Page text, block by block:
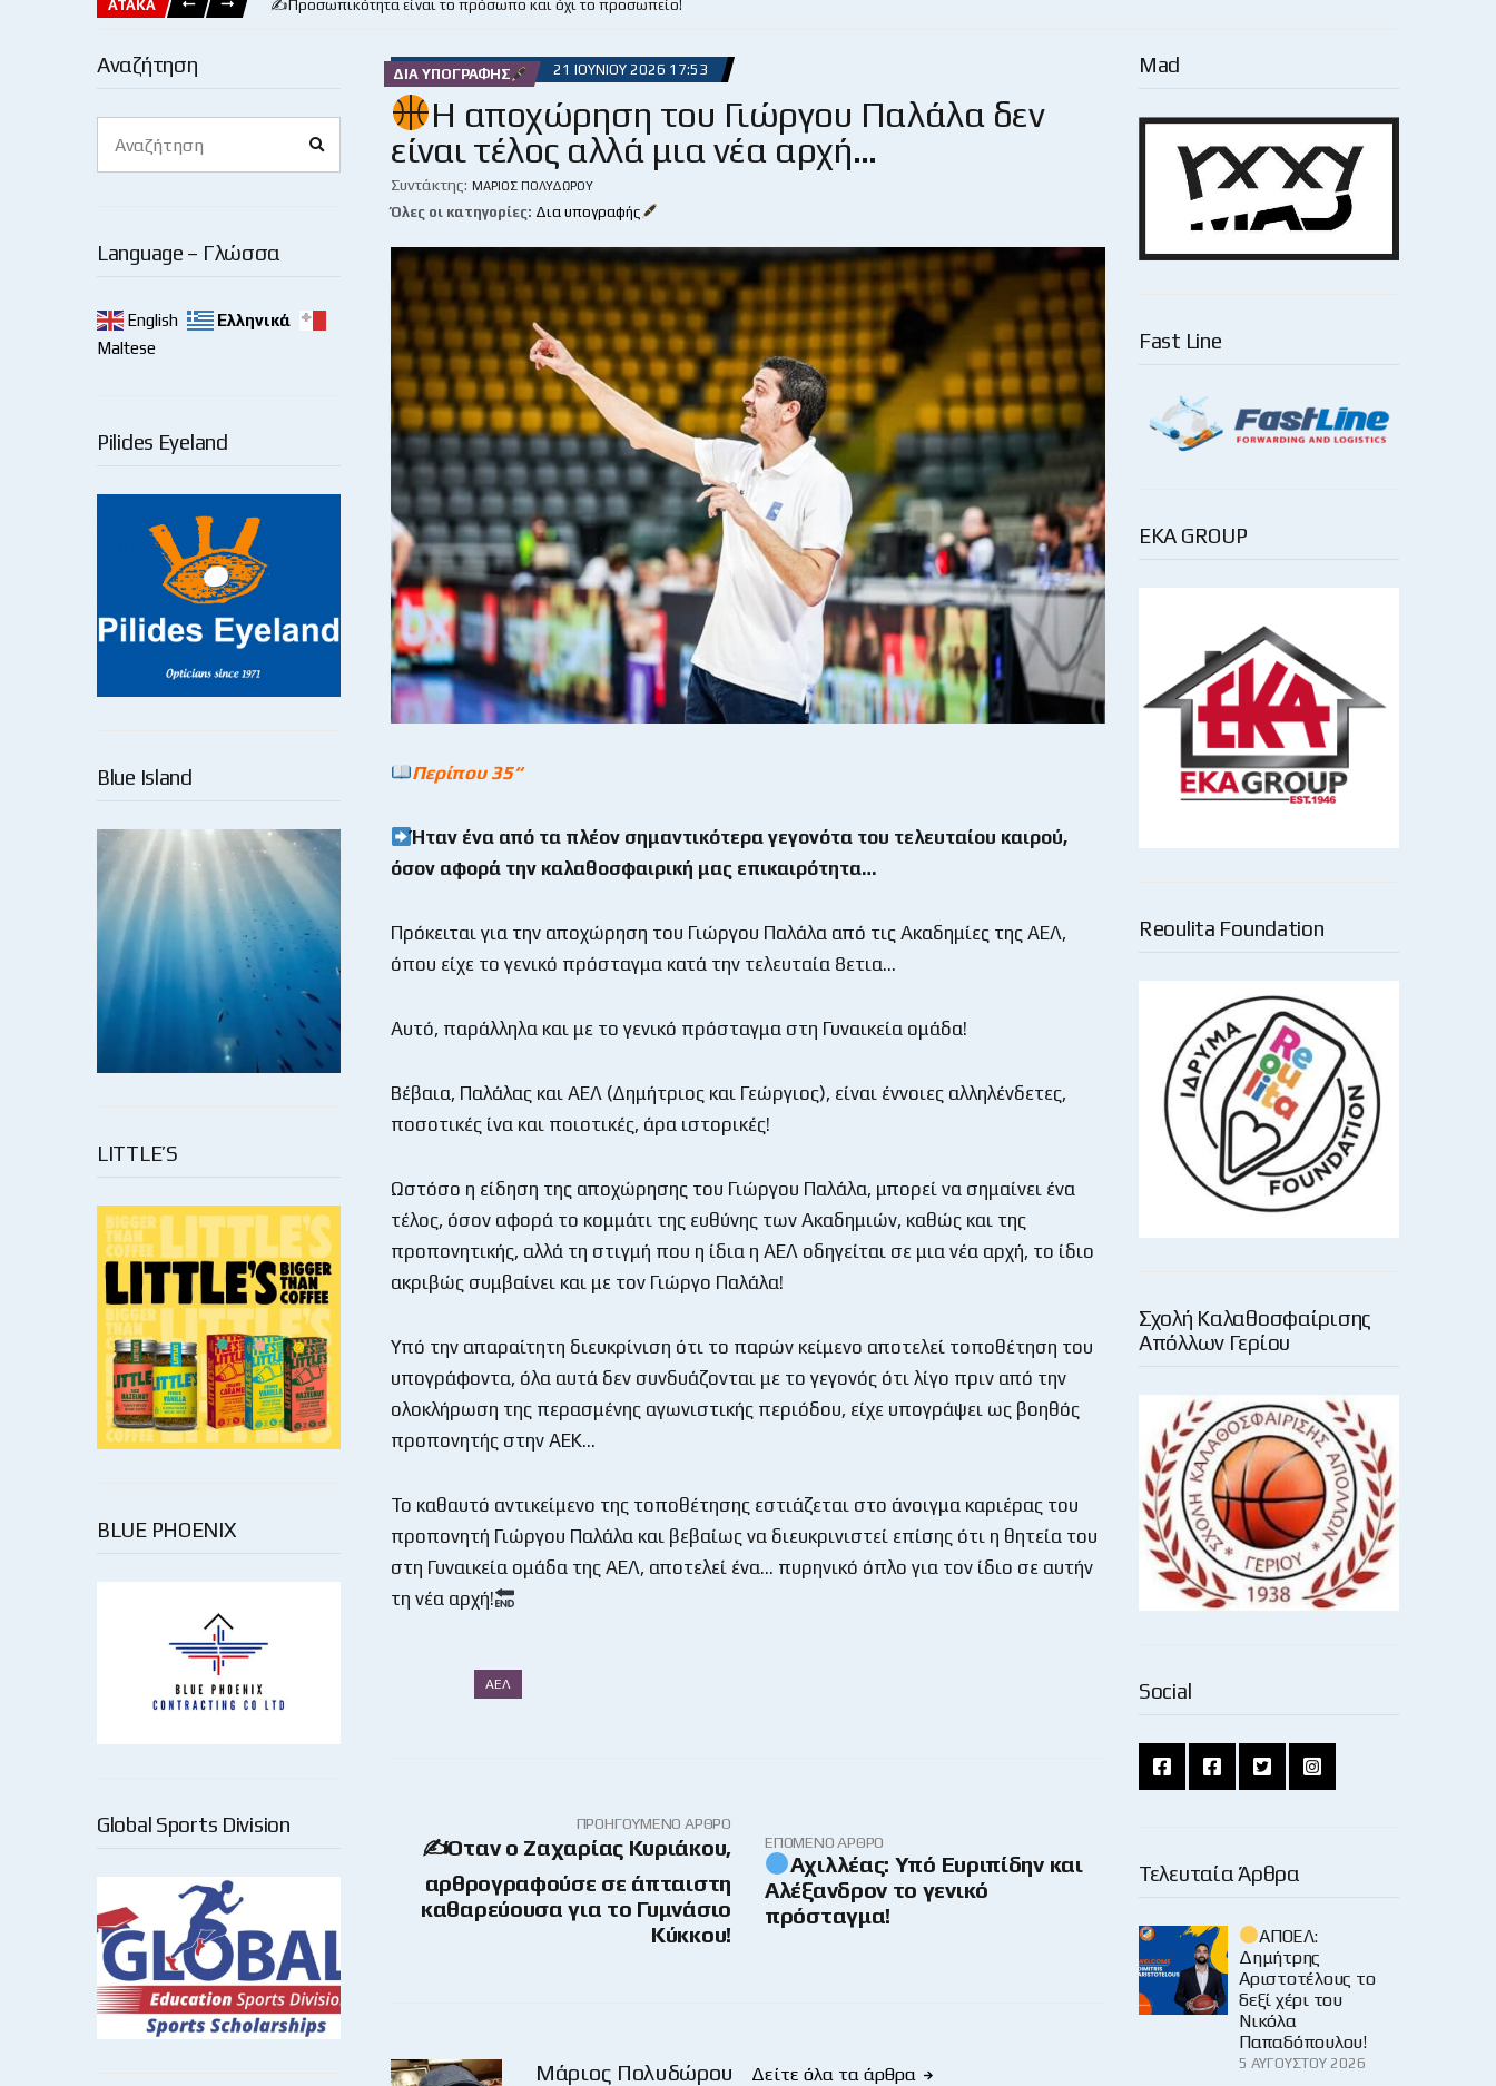
ΑΤΑΚΑ ✍️Προσωπικότητα είναι το πρόσωπο και όχι το προσωπείο!
Αναζήτηση
for:
Language – Γλώσσα
English
Ελληνικά
Maltese
Pilides Eyeland
Blue Island
LITTLE’S
BLUE PHOENIX
Global Sports Division
ΔΙΑ ΥΠΟΓΡΑΦΉΣ 21 ΙΟΥΝΊΟΥ 2026 17:53
Η αποχώρηση του Γιώργου Παλάλα δεν
είναι τέλος αλλά μια νέα αρχή…
Συντάκτης: ΜΆΡΙΟΣ ΠΟΛΥΔΏΡΟΥ
Όλες οι κατηγορίες: Δια υπογραφής
Περίπου 35“
Ήταν ένα από τα πλέον σημαντικότερα γεγονότα του τελευταίου καιρού,
όσον αφορά την καλαθοσφαιρική μας επικαιρότητα…
Πρόκειται για την αποχώρηση του Γιώργου Παλάλα από τις Ακαδημίες της ΑΕΛ,
όπου είχε το γενικό πρόσταγμα κατά την τελευταία 8ετια…
Αυτό, παράλληλα και με το γενικό πρόσταγμα στη Γυναικεία ομάδα!
Βέβαια, Παλάλας και ΑΕΛ (Δημήτριος και Γεώργιος), είναι έννοιες αλληλένδετες,
ποσοτικές ίνα και ποιοτικές, άρα ιστορικές!
Ωστόσο η είδηση της αποχώρησης του Γιώργου Παλάλα, μπορεί να σημαίνει ένα
τέλος, όσον αφορά το κομμάτι της ευθύνης των Ακαδημιών, καθώς και της
προπονητικής, αλλά τη στιγμή που η ίδια η ΑΕΛ οδηγείται σε μια νέα αρχή, το ίδιο
ακριβώς συμβαίνει και με τον Γιώργο Παλάλα!
Υπό την απαραίτητη διευκρίνιση ότι το παρών κείμενο αποτελεί τοποθέτηση του
υπογράφοντα, όλα αυτά δεν συνδυάζονται με το γεγονός ότι λίγο πριν από την
ολοκλήρωση της περασμένης αγωνιστικής περιόδου, είχε υπογράψει ως βοηθός
προπονητής στην ΑΕΚ…
Το καθαυτό αντικείμενο της τοποθέτησης εστιάζεται στο άνοιγμα καριέρας του
προπονητή Γιώργου Παλάλα και βεβαίως να διευκρινιστεί επίσης ότι η θητεία του
στη Γυναικεία ομάδα της ΑΕΛ, αποτελεί ένα… πυρηνικό όπλο για τον ίδιο σε αυτήν
τη νέα αρχή!
ΑΕΛ
ΠΡΟΗΓΟΎΜΕΝΟ ΆΡΘΡΟ
✍️Όταν ο Ζαχαρίας Κυριάκου,
αρθρογραφούσε σε άπταιστη
καθαρεύουσα για το Γυμνάσιο
Κύκκου!
ΕΠΌΜΕΝΟ ΆΡΘΡΟ
Αχιλλέας: Υπό Ευριπίδην και
Αλέξανδρον το γενικό
πρόσταγμα!
Μάριος Πολυδώρου
Δείτε όλα τα άρθρα
Mad
Fast Line
EKA GROUP
Reoulita Foundation
Σχολή Καλαθοσφαίρισης
Απόλλων Γερίου
Social
Τελευταία Άρθρα
ΑΠΟΕΛ:
Δημήτρης
Αριστοτέλους το
δεξί χέρι του
Νικόλα
Παπαδόπουλου!
5 ΑΥΓΟΎΣΤΟΥ 2026